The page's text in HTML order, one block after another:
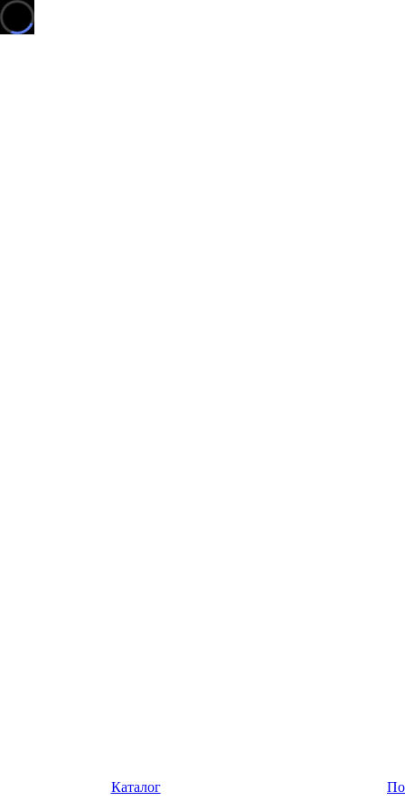
Каталог